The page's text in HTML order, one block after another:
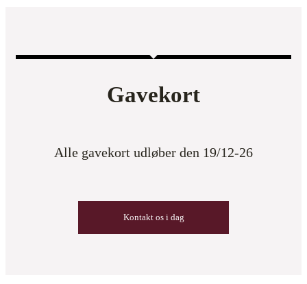
Gavekort
Alle gavekort udløber den 19/12-26
Kontakt os i dag